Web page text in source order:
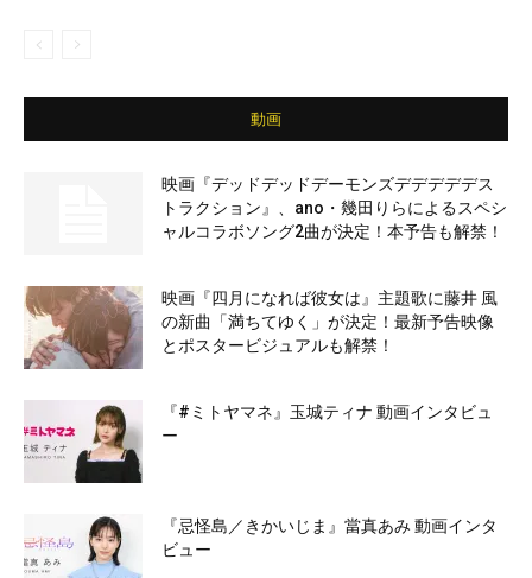
動画
映画『デッドデッドデーモンズデデデデデス
トラクション』、ano・幾田りらによるスペシ
ャルコラボソング2曲が決定！本予告も解禁！
映画『四月になれば彼女は』主題歌に藤井 風
の新曲「満ちてゆく」が決定！最新予告映像
とポスタービジュアルも解禁！
『#ミトヤマネ』玉城ティナ 動画インタビュ
ー
『忌怪島／きかいじま』當真あみ 動画インタ
ビュー